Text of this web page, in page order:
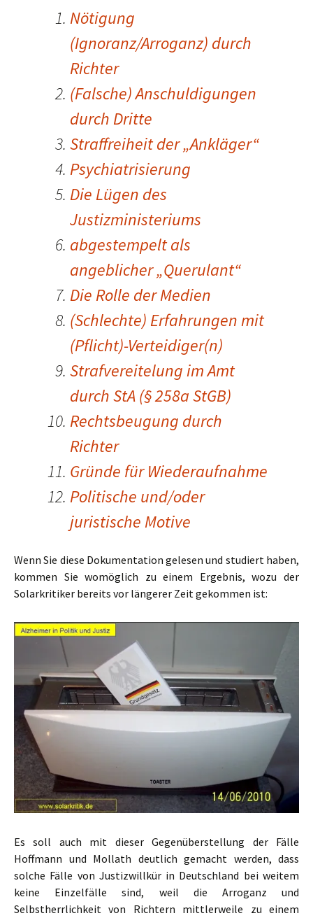
Nötigung
(Ignoranz/Arroganz) durch
Richter
(Falsche) Anschuldigungen
durch Dritte
Straffreiheit der „Ankläger“
Psychiatrisierung
Die Lügen des
Justizministeriums
abgestempelt als
angeblicher „Querulant“
Die Rolle der Medien
(Schlechte) Erfahrungen mit
(Pflicht)-Verteidiger(n)
Strafvereitelung im Amt
durch StA (§ 258a StGB)
Rechtsbeugung durch
Richter
Gründe für Wiederaufnahme
Politische und/oder
juristische Motive
Wenn Sie diese Dokumentation gelesen und studiert haben,
kommen Sie womöglich zu einem Ergebnis, wozu der
Solarkritiker bereits vor längerer Zeit gekommen ist:
Es soll auch mit dieser Gegenüberstellung der Fälle
Hoffmann und Mollath deutlich gemacht werden, dass
solche Fälle von Justizwillkür in Deutschland bei weitem
keine Einzelfälle sind, weil die Arroganz und
Selbstherrlichkeit von Richtern mittlerweile zu einem